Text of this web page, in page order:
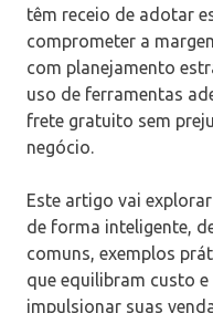
têm receio de adotar
comprometer a
com planejamento
uso de ferramentas
frete gratuito sem
negócio.
Este artigo vai
de forma inteligente,
comuns, exemplos
que equilibram custo e
impulsionar suas